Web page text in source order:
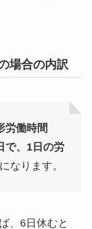
場合の内訳
労働時間
で、1日の労
なります。
、6日休むと